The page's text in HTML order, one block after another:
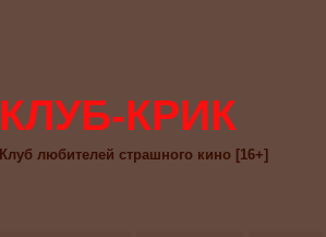
КЛУБ-КРИК
Клуб любителей страшного кино [16+]